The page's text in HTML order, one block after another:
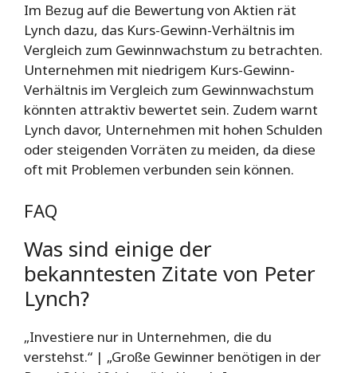
Im Bezug auf die Bewertung von Aktien rät
Lynch dazu, das Kurs-Gewinn-Verhältnis im
Vergleich zum Gewinnwachstum zu betrachten.
Unternehmen mit niedrigem Kurs-Gewinn-
Verhältnis im Vergleich zum Gewinnwachstum
könnten attraktiv bewertet sein. Zudem warnt
Lynch davor, Unternehmen mit hohen Schulden
oder steigenden Vorräten zu meiden, da diese
oft mit Problemen verbunden sein können.
FAQ
Was sind einige der
bekanntesten Zitate von Peter
Lynch?
„Investiere nur in Unternehmen, die du
verstehst.“ | „Große Gewinner benötigen in der